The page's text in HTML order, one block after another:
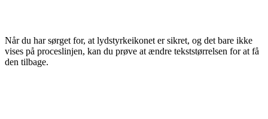
Når du har sørget for, at lydstyrkeikonet er sikret, og det bare ikke
vises på proceslinjen, kan du prøve at ændre tekststørrelsen for at få
den tilbage.